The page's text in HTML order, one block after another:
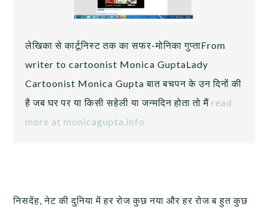
लेखिका से कार्टूनिस्ट तक का सफर-मोनिका गुप्ताFrom
writer to cartoonist Monica GuptaLady
Cartoonist Monica Gupta बात बचपन के उन दिनों की
है जब घर पर या किसी सहेली या जन्मदिन होता तो मैं read
more at monicagupta.info
निसदेंह, नेट की दुनिया में हर रोज कुछ नया और हर रोज ब हुत कुछ